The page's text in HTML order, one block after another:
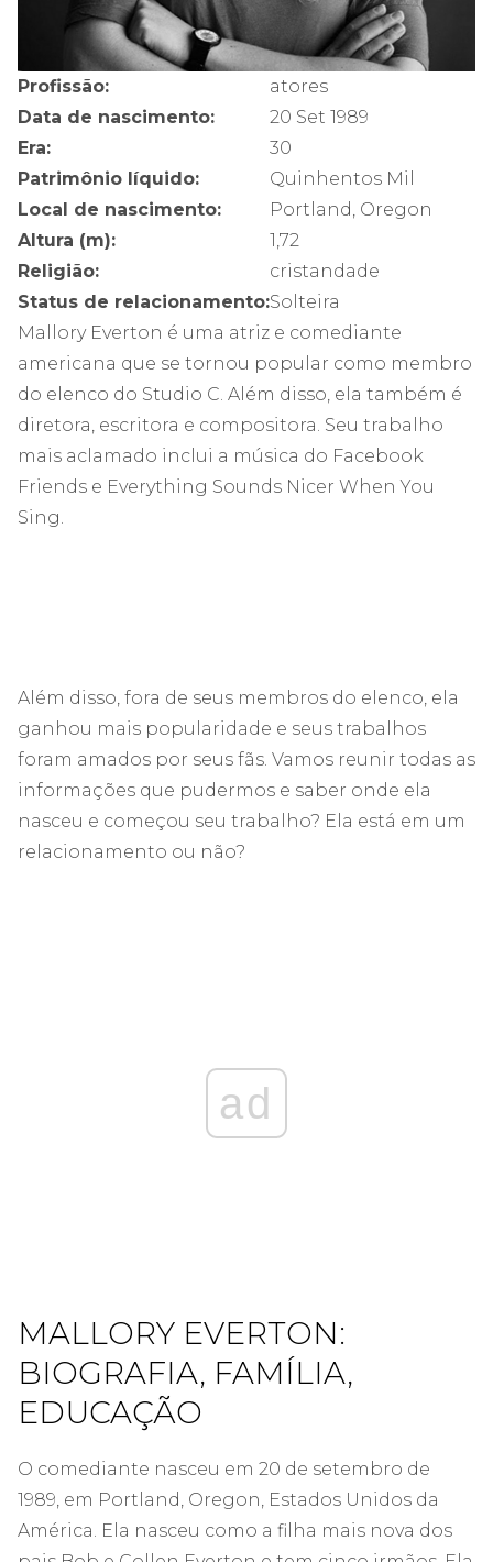
Profissão:
atores
Data de nascimento:
20 Set 1989
Era:
30
Patrimônio líquido:
Quinhentos Mil
Local de nascimento:
Portland, Oregon
Altura (m):
1,72
Religião:
cristandade
Status de relacionamento:Solteira
Mallory Everton é uma atriz e comediante
americana que se tornou popular como membro
do elenco do Studio C. Além disso, ela também é
diretora, escritora e compositora. Seu trabalho
mais aclamado inclui a música do Facebook
Friends e Everything Sounds Nicer When You
Sing.
Além disso, fora de seus membros do elenco, ela
ganhou mais popularidade e seus trabalhos
foram amados por seus fãs. Vamos reunir todas as
informações que pudermos e saber onde ela
nasceu e começou seu trabalho? Ela está em um
relacionamento ou não?
ad
MALLORY EVERTON:
BIOGRAFIA, FAMÍLIA,
EDUCAÇÃO
O comediante nasceu em 20 de setembro de
1989, em Portland, Oregon, Estados Unidos da
América. Ela nasceu como a filha mais nova dos